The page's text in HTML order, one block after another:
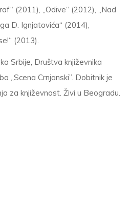
(2011), „Odive“ (2012), „Nad
D. Ignjatovića“ (2014),
(2013).
Srbije, Društva književnika
,,Scena Crnjanski”. Dobitnik je
za književnost. Živi u Beogradu.